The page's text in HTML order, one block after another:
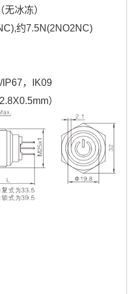
冰冻）
约7.5N(2NO2NC)
IP67，IK09
）